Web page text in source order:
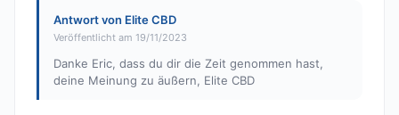
Antwort von Elite CBD
Veröffentlicht am 19/11/2023
Danke Eric, dass du dir die Zeit genommen hast,
deine Meinung zu äußern, Elite CBD